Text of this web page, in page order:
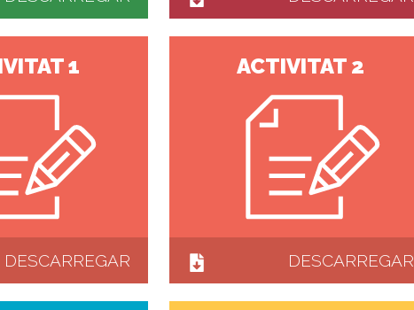
1
DESCARREGAR
ACTIVITAT 2
DESCARREGAR